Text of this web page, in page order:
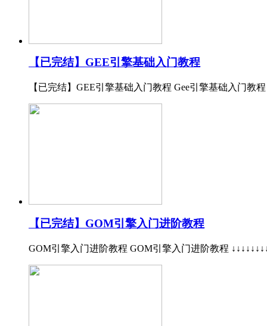
【已完结】GEE引擎基础入门教程
【已完结】GEE引擎基础入门教程 Gee引擎基础入门教
【已完结】GOM引擎入门进阶教程
GOM引擎入门进阶教程 GOM引擎入门进阶教程